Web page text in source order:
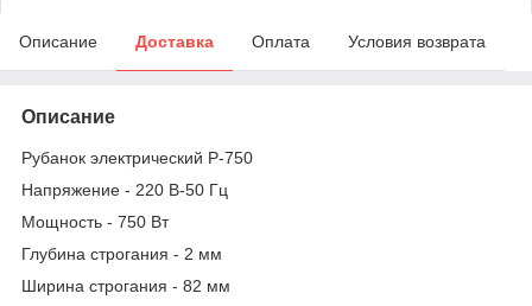
Описание Доставка Оплата Условия возврата
Описание
Рубанок электрический Р-750
Напряжение - 220 В-50 Гц
Мощность - 750 Вт
Глубина строгания - 2 мм
Ширина строгания - 82 мм